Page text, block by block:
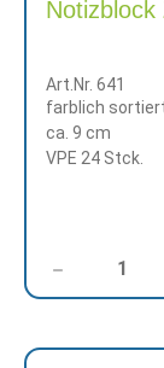
Notizblock
Art.Nr. 641
farblich
ca. 9 cm
VPE 24 Stck.